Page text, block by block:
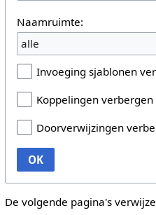
Naamruimte:
alle
Invoeging sjablonen
Koppelingen verbergen
Doorverwijzingen
OK
De volgende pagina's